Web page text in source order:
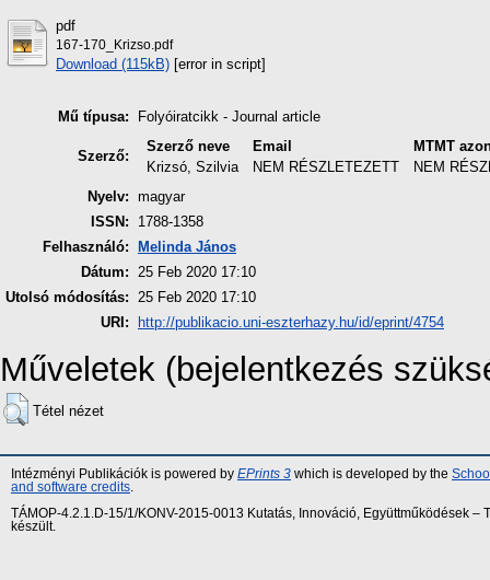
pdf
167-170_Krizso.pdf
Download (115kB) [error in script]
Mű típusa: Folyóiratcikk - Journal article
Szerző:
Szerző neve Email
MTMT
Krizsó, Szilvia
NEM RÉSZLETEZETT
NEM
Nyelv: magyar
ISSN:
1788-1358
Felhasználó:
Melinda János
Dátum: 25 Feb 2020 17:10
Utolsó módosítás: 25 Feb 2020 17:10
URI:
http://publikacio.uni-eszterhazy.hu/id/eprint/4754
Műveletek (bejelentkezés
Tétel nézet
Intézményi Publikációk is powered by EPrints 3 which is developed by the
and software credits
TÁMOP-4.2.1.D-15/1/KONV-2015-0013 Kutatás, Innováció, Együttműködések
készült.